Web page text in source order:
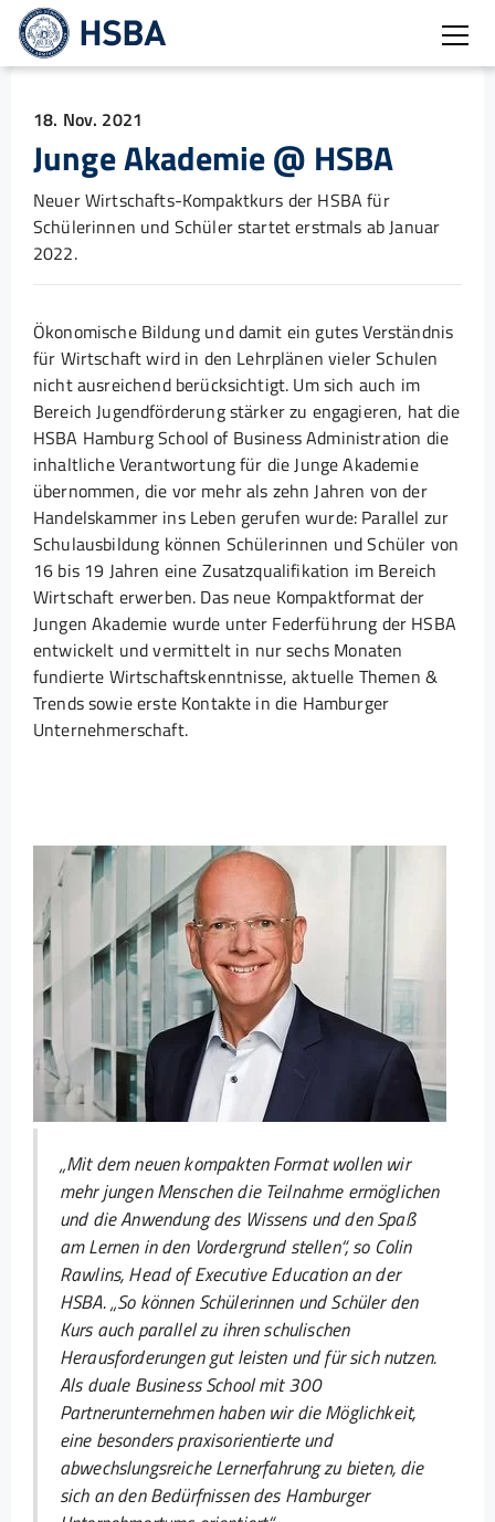
18. Nov. 2021
Junge Akademie @ HSBA
Neuer Wirtschafts-Kompaktkurs der HSBA für
Schülerinnen und Schüler startet erstmals ab Januar
2022.
Ökonomische Bildung und damit ein gutes Verständnis
für Wirtschaft wird in den Lehrplänen vieler Schulen
nicht ausreichend berücksichtigt. Um sich auch im
Bereich Jugendförderung stärker zu engagieren, hat die
HSBA Hamburg School of Business Administration die
inhaltliche Verantwortung für die Junge Akademie
übernommen, die vor mehr als zehn Jahren von der
Handelskammer ins Leben gerufen wurde: Parallel zur
Schulausbildung können Schülerinnen und Schüler von
16 bis 19 Jahren eine Zusatzqualifikation im Bereich
Wirtschaft erwerben. Das neue Kompaktformat der
Jungen Akademie wurde unter Federführung der HSBA
entwickelt und vermittelt in nur sechs Monaten
fundierte Wirtschaftskenntnisse, aktuelle Themen &
Trends sowie erste Kontakte in die Hamburger
Unternehmerschaft.
„Mit dem neuen kompakten Format wollen wir
mehr jungen Menschen die Teilnahme ermöglichen
und die Anwendung des Wissens und den Spaß
am Lernen in den Vordergrund stellen“, so Colin
Rawlins, Head of Executive Education an der
HSBA. „So können Schülerinnen und Schüler den
Kurs auch parallel zu ihren schulischen
Herausforderungen gut leisten und für sich nutzen.
Als duale Business School mit 300
Partnerunternehmen haben wir die Möglichkeit,
eine besonders praxisorientierte und
abwechslungsreiche Lernerfahrung zu bieten, die
sich an den Bedürfnissen des Hamburger